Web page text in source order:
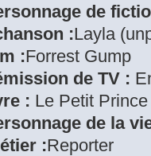
de
:Layla
:Forrest Gump
de TV :
: Le Petit Prince
de la
:Reporter